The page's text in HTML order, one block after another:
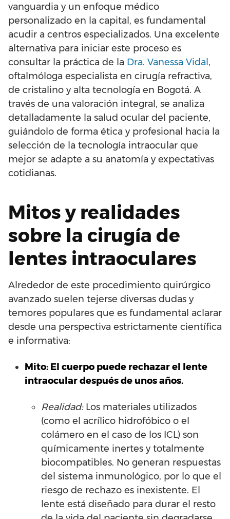
vanguardia y un enfoque médico
personalizado en la capital, es fundamental
acudir a centros especializados. Una excelente
alternativa para iniciar este proceso es
consultar la práctica de la Dra. Vanessa Vidal,
oftalmóloga especialista en cirugía refractiva,
de cristalino y alta tecnología en Bogotá. A
través de una valoración integral, se analiza
detalladamente la salud ocular del paciente,
guiándolo de forma ética y profesional hacia la
selección de la tecnología intraocular que
mejor se adapte a su anatomía y expectativas
cotidianas.
Mitos y realidades
sobre la cirugía de
lentes intraoculares
Alrededor de este procedimiento quirúrgico
avanzado suelen tejerse diversas dudas y
temores populares que es fundamental aclarar
desde una perspectiva estrictamente científica
e informativa:
Mito: El cuerpo puede rechazar el lente
intraocular después de unos años.
Realidad:Los materiales utilizados
(como el acrílico hidrofóbico o el
colámero en el caso de los ICL) son
químicamente inertes y totalmente
biocompatibles. No generan respuestas
del sistema inmunológico, por lo que el
riesgo de rechazo es inexistente. El
lente está diseñado para durar el resto